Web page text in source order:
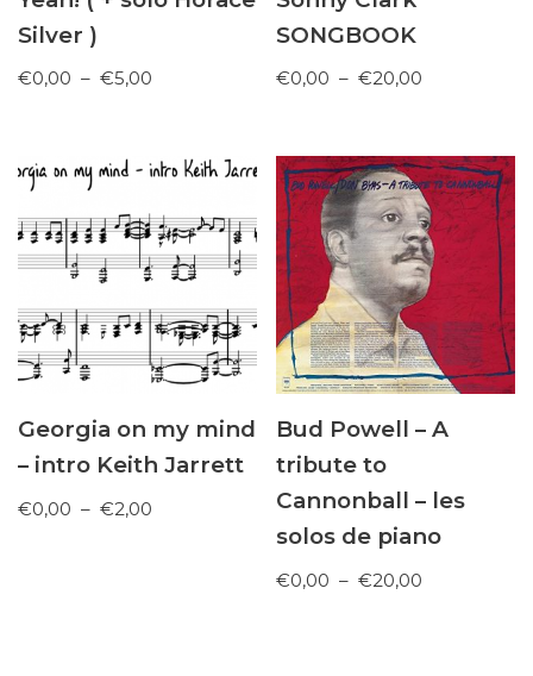
Silver )
€0,00 – €5,00
SONGBOOK
€0,00 – €20,00
Georgia on my mind
– intro Keith Jarrett
€0,00 – €2,00
Bud Powell – A
tribute to
Cannonball – les
solos de piano
€0,00 – €20,00